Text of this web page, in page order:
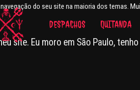
DESPACHOS QUITANDA
do seu site na maioria dos temas.
site. Eu moro em São Paulo,